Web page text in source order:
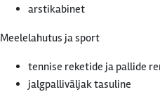
arstikabinet
Meelelahutus ja sport
tennise reketide ja pallide
jalgpalliväljak tasuline